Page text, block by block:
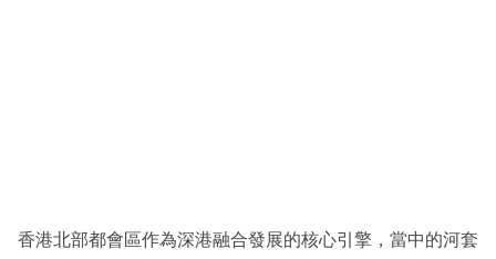
區
香港北部都會區作為深港融合發展的核心引擎，當中的河套